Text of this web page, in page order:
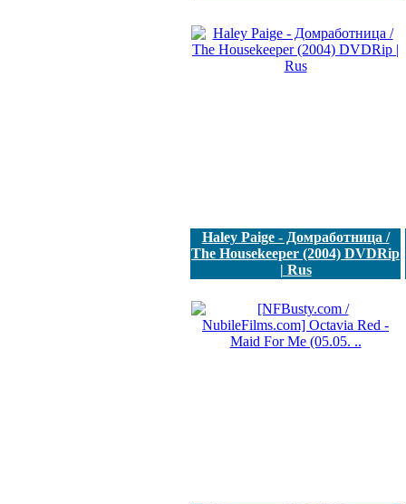
Haley Paige - Домработница /
The Housekeeper (2004) DVDRip
| Rus